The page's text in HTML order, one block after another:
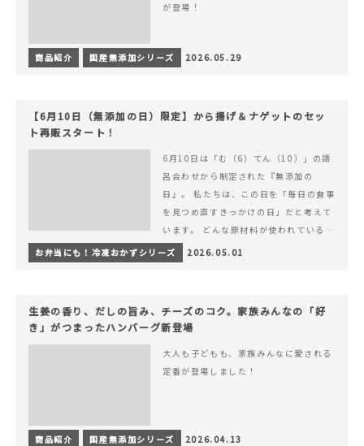
が登場！
商品紹介 国産無添加シリーズ 2026.05.29
【6月10日（無添加の日）限定】から揚げ＆ナゲットのセッ
ト再販スタート！
6月10日は「む（6）てん（10）」の語
呂合わせから制定された『無添加の
日』。 私たちは、この日を「毎日の食事
を見つめ直すきっかけの日」だと考えて
います。 どんな原材料が使われているの
か。 どのようにつくられているのか。&
hellip; 続きを読む 【6月10日（無添加
お弁当にも！冷凍おかずシリーズ 2026.05.01
生姜の香り、だしの旨み、チーズのコク。家族みんなの「好
き」がつまったハンバーグ新登場
大人も子どもも、家族みんなに愛される
定番が登場しました！
商品紹介 国産無添加シリーズ 2026.04.13